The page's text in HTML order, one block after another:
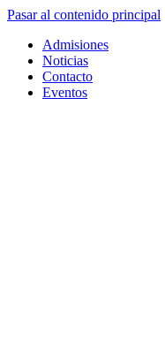
Pasar al contenido principal
Admisiones
Noticias
Contacto
Eventos